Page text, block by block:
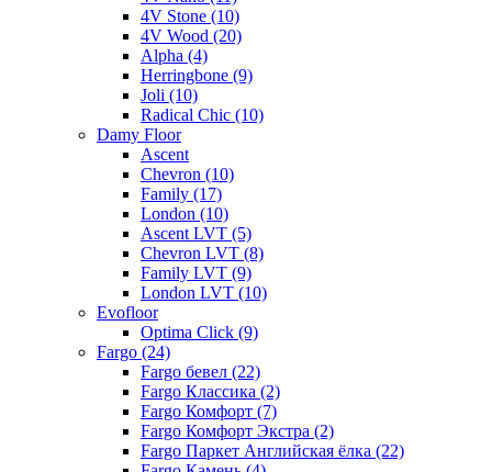
4V Stone (10)
4V Wood (20)
Alpha (4)
Herringbone (9)
Joli (10)
Radical Chic (10)
Damy Floor
Ascent
Chevron (10)
Family (17)
London (10)
Ascent LVT (5)
Chevron LVT (8)
Family LVT (9)
London LVT (10)
Evofloor
Optima Click (9)
Fargo (24)
Fargo бевел (22)
Fargo Классика (2)
Fargo Комфорт (7)
Fargo Комфорт Экстра (2)
Fargo Паркет Английская ёлка (22)